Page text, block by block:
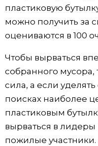
пластиковую
можно получить за
оцениваются в 100
Чтобы вырваться
собранного мусора,
сила, а если
поисках наиболее
пластиковым
вырваться в
пожилые участники.